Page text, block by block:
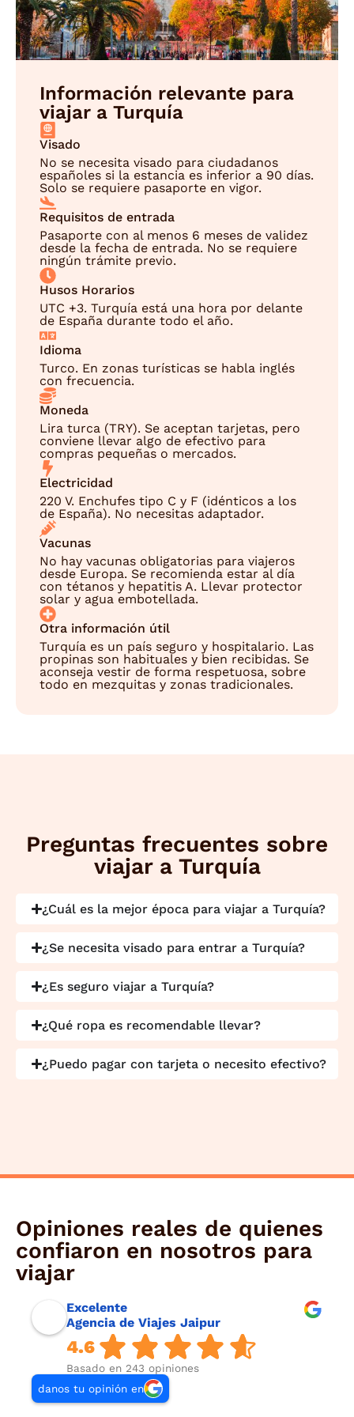
Información relevante para
viajar a Turquía
Visado
No se necesita visado para ciudadanos
españoles si la estancia es inferior a 90 días.
Solo se requiere pasaporte en vigor.
Requisitos de entrada
Pasaporte con al menos 6 meses de validez
desde la fecha de entrada. No se requiere
ningún trámite previo.
Husos Horarios
UTC +3. Turquía está una hora por delante
de España durante todo el año.
Idioma
Turco. En zonas turísticas se habla inglés
con frecuencia.
Moneda
Lira turca (TRY). Se aceptan tarjetas, pero
conviene llevar algo de efectivo para
compras pequeñas o mercados.
Electricidad
220 V. Enchufes tipo C y F (idénticos a los
de España). No necesitas adaptador.
Vacunas
No hay vacunas obligatorias para viajeros
desde Europa. Se recomienda estar al día
con tétanos y hepatitis A. Llevar protector
solar y agua embotellada.
Otra información útil
Turquía es un país seguro y hospitalario. Las
propinas son habituales y bien recibidas. Se
aconseja vestir de forma respetuosa, sobre
todo en mezquitas y zonas tradicionales.
Preguntas frecuentes sobre
viajar a Turquía
¿Cuál es la mejor época para viajar a Turquía?
¿Se necesita visado para entrar a Turquía?
¿Es seguro viajar a Turquía?
¿Qué ropa es recomendable llevar?
¿Puedo pagar con tarjeta o necesito efectivo?
Opiniones reales de quienes
confiaron en nosotros para
viajar
Excelente
Agencia de Viajes Jaipur
4.6
Basado en 243 opiniones
danos tu opinión en